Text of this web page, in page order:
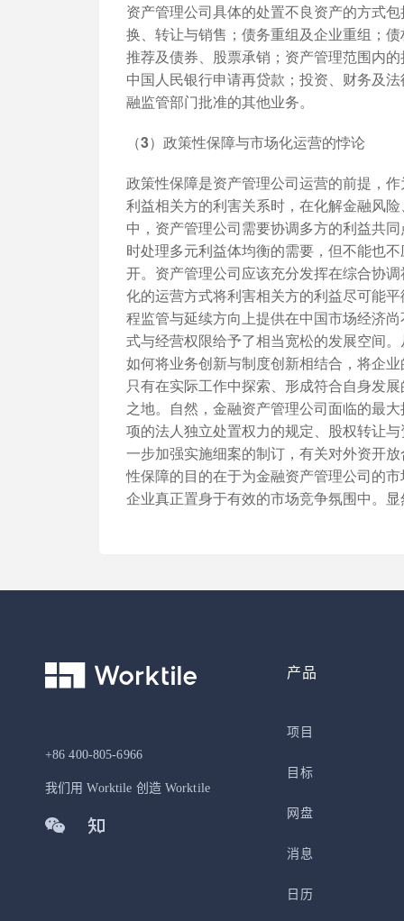
资产管理公司具体的处置不良资产的方式
换、转让与销售；债务重组及企业重组；
推荐及债券、股票承销；资产管理范围内
中国人民银行申请再贷款；投资、财务及
融监管部门批准的其他业务。
（3）政策性保障与市场化运营的悖论
政策性保障是资产管理公司运营的前提，
利益相关方的利害关系时，在化解金融风
中，资产管理公司需要协调多方的利益共
时处理多元利益体均衡的需要，但不能也
开。资产管理公司应该充分发挥在综合协
化的运营方式将利害相关方的利益尽可能
程监管与延续方向上提供在中国市场经济
式与经营权限给予了相当宽松的发展空间
如何将业务创新与制度创新相结合，将企
只有在实际工作中探索、形成符合自身发
之地。自然，金融资产管理公司面临的最
项的法人独立处置权力的规定、股权转让
一步加强实施细案的制订，有关对外资开
性保障的目的在于为金融资产管理公司的
企业真正置身于有效的市场竞争氛围中。
+86 400-805-6966
我们用 Worktile 创造 Worktile
产品
项目
目标
网盘
消息
日历